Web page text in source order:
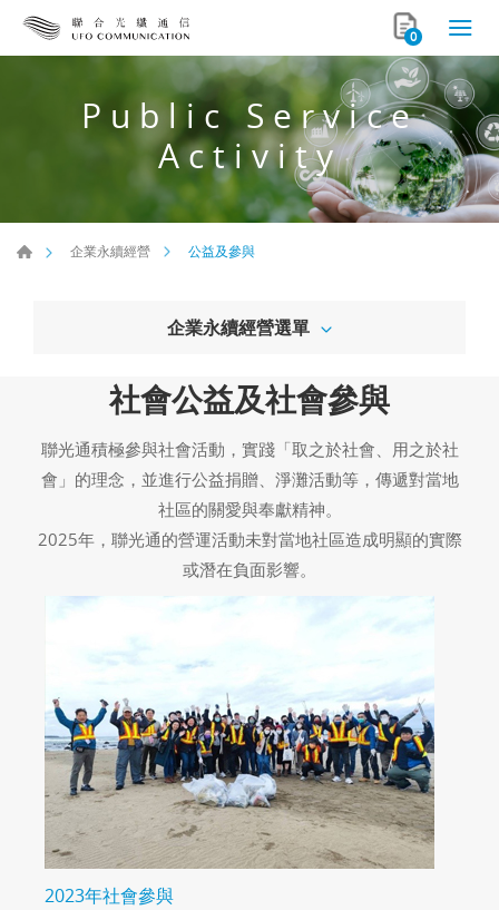
0
Public Service
Activity
企業永續經營 公益及參與
企業永續經營選單
社會公益及社會參與
聯光通積極參與社會活動，實踐「取之於社會、用之於社
會」的理念，並進行公益捐贈、淨灘活動等，傳遞對當地
社區的關愛與奉獻精神。
2025年，聯光通的營運活動未對當地社區造成明顯的實際
或潛在負面影響。
2023年社會參與